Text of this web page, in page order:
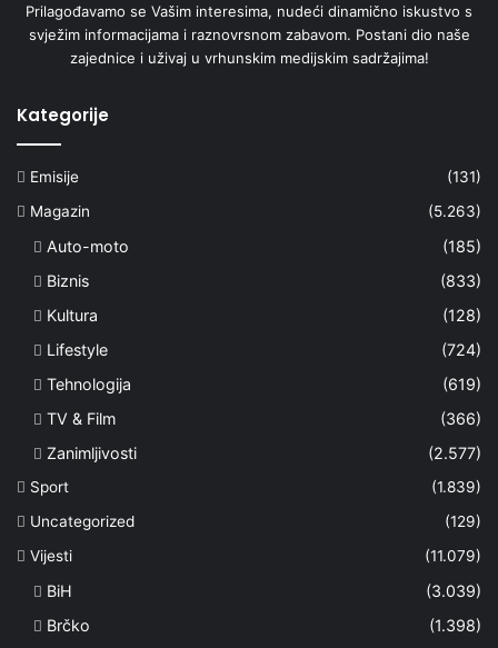
Prilagođavamo se Vašim interesima, nudeći dinamično iskustvo s
svježim informacijama i raznovrsnom zabavom. Postani dio naše
zajednice i uživaj u vrhunskim medijskim sadržajima!
Kategorije
Emisije
(131)
Magazin
(5.263)
Auto-moto
(185)
Biznis
(833)
Kultura
(128)
Lifestyle
(724)
Tehnologija
(619)
TV & Film
(366)
Zanimljivosti
(2.577)
Sport
(1.839)
Uncategorized
(129)
Vijesti
(11.079)
BiH
(3.039)
Brčko
(1.398)